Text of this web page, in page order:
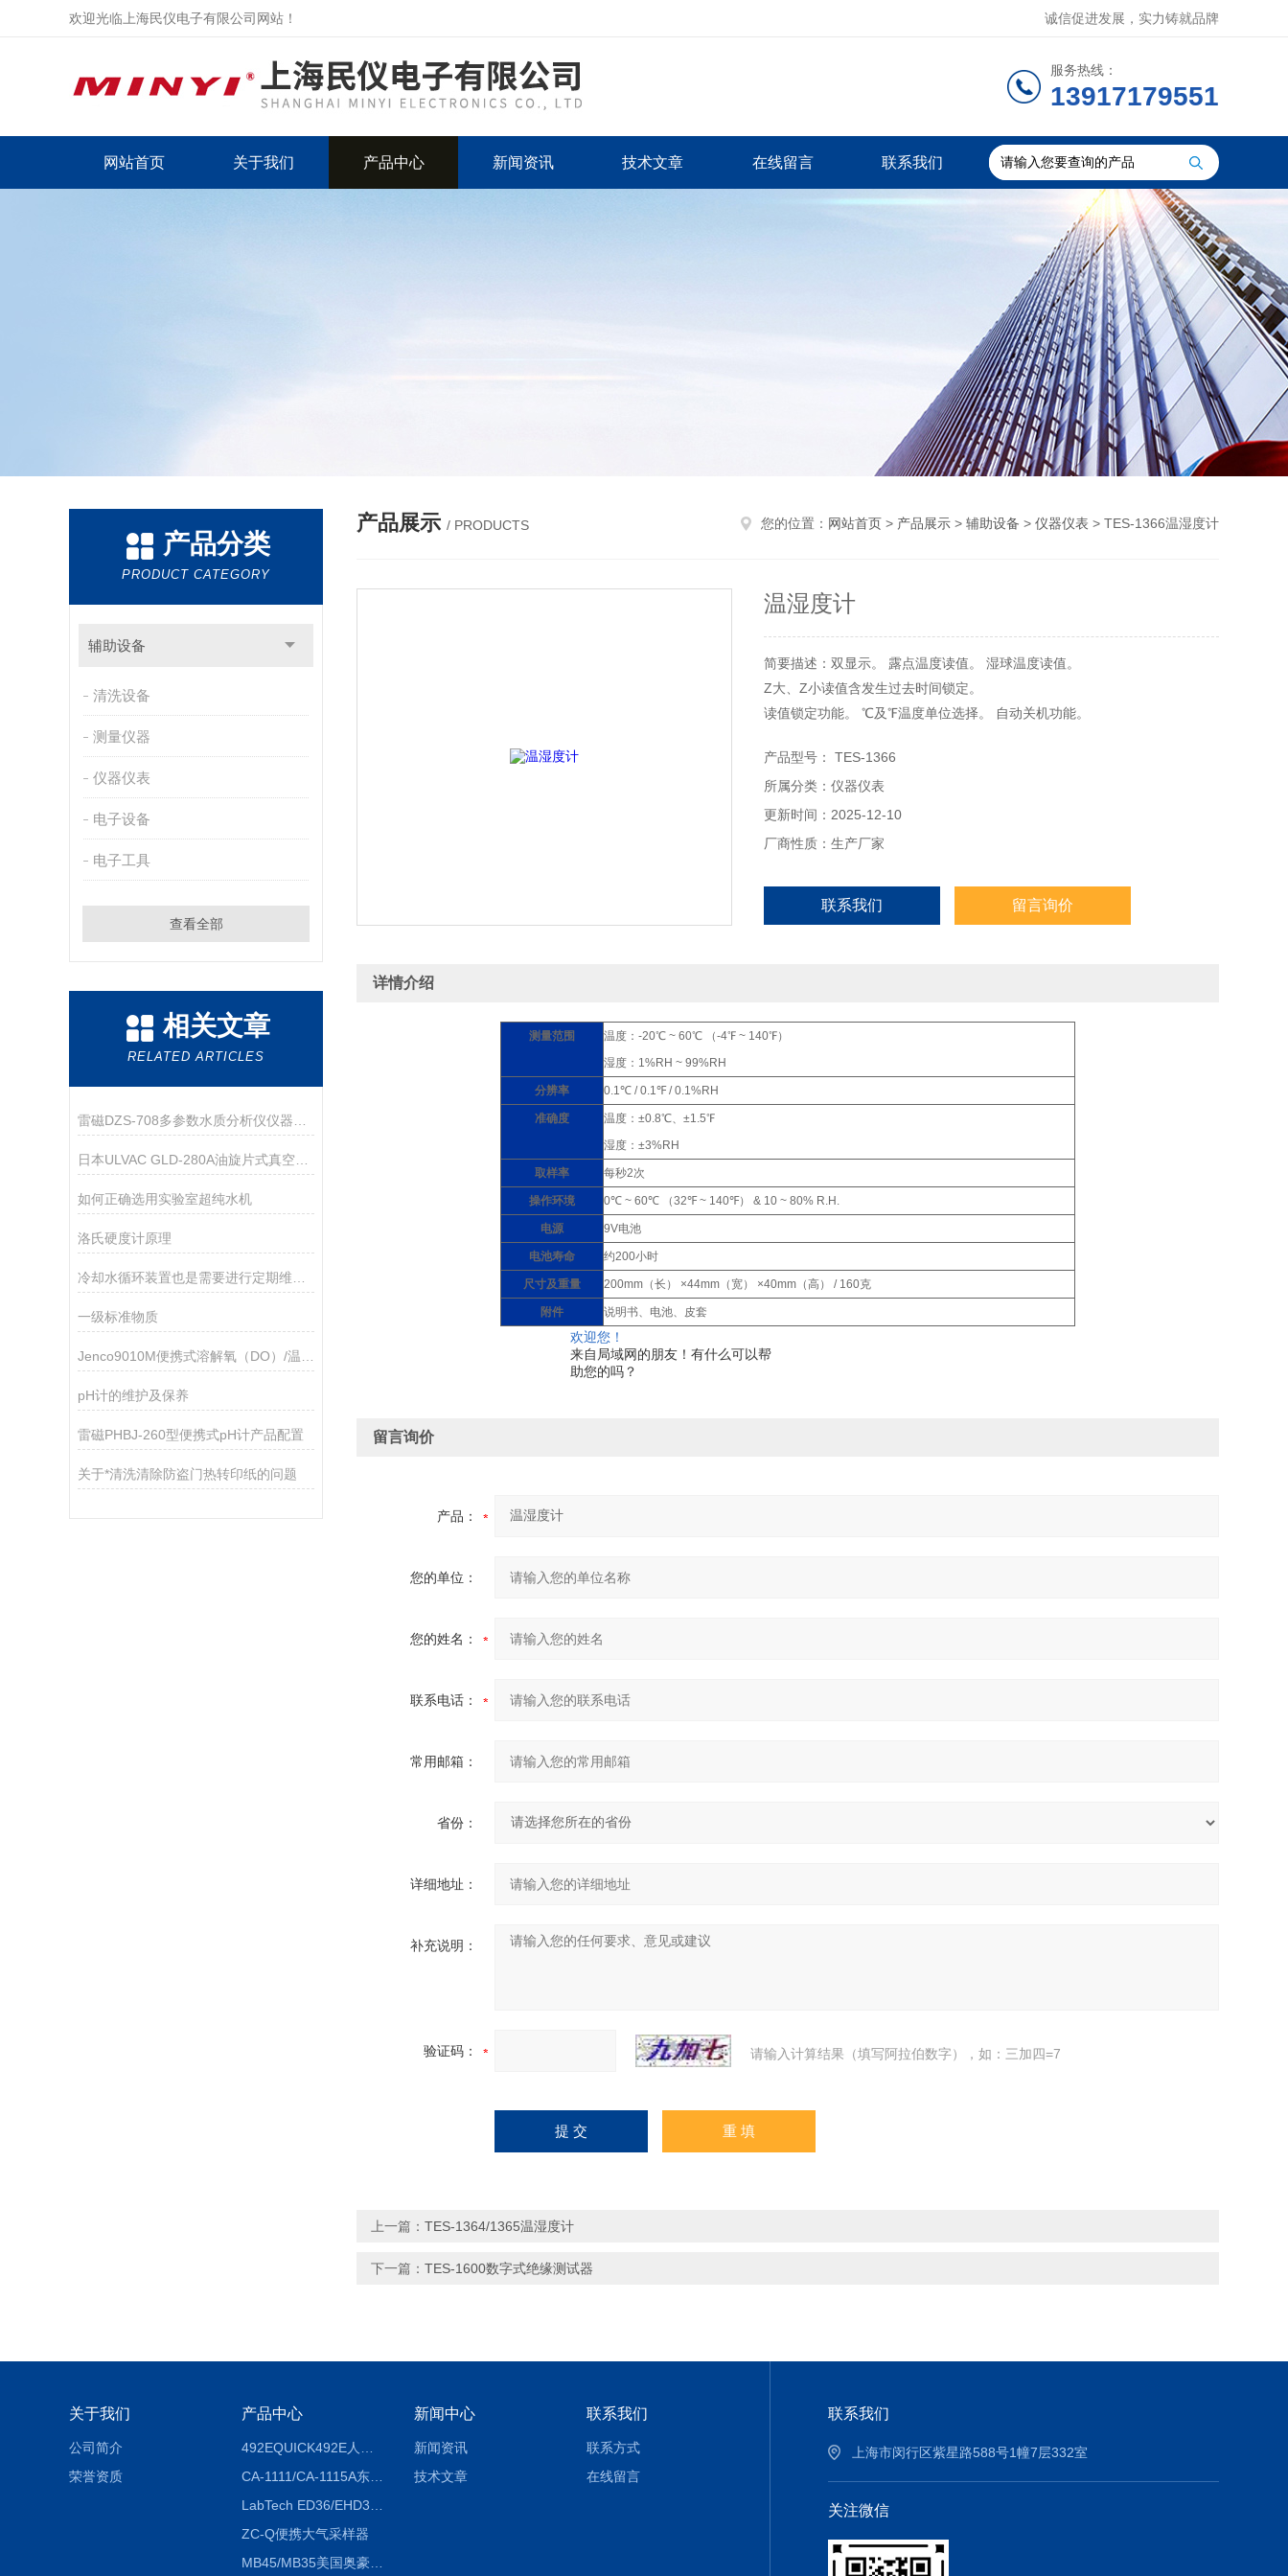
欢迎您！
来自局域网的朋友！有什么可以帮
助您的吗？
欢迎光临上海民仪电子有限公司网站！ 诚信促进发展，实力铸就品牌
服务热线：
13917179551
网站首页 关于我们 产品中心 新闻资讯 技术文章 在线留言 联系我们
产品分类
PRODUCT CATEGORY
辅助设备
清洗设备
测量仪器
仪器仪表
电子设备
电子工具
查看全部
相关文章
RELATED ARTICLES
如何正确选用实验室超纯水机
洛氏硬度计原理
一级标准物质
pH计的维护及保养
雷磁PHBJ-260型便携式pH计产品配置
关于*清洗清除防盗门热转印纸的问题
产品展示 / PRODUCTS 您的位置： 网站首页 > 产品展示 > 辅助设备 > 仪器仪表 > TES-1366温湿度计
温湿度计
简要描述：双显示。 露点温度读值。 湿球温度读值。
Z大、Z小读值含发生过去时间锁定。
读值锁定功能。 ℃及℉温度单位选择。 自动关机功能。
产品型号： TES-1366
所属分类：仪器仪表
更新时间：2025-12-10
厂商性质：生产厂家
联系我们 留言询价
详情介绍
测量范围
温度：-20℃ ~ 60℃ （-4℉ ~ 140℉）
湿度：1%RH ~ 99%RH
分辨率 0.1℃ / 0.1℉ / 0.1%RH
准确度
温度：±0.8℃、±1.5℉
湿度：±3%RH
取样率 每秒2次
操作环境 0℃ ~ 60℃ （32℉ ~ 140℉） & 10 ~ 80% R.H.
电源 9V电池
电池寿命 约200小时
尺寸及重量 200mm（长） ×44mm（宽） ×40mm（高） / 160克
附件 说明书、电池、皮套
留言询价
产品：
您的单位：
您的姓名：
联系电话：
常用邮箱：
省份：
详细地址：
补充说明：
验证码： 请输入计算结果（填写阿拉伯数字），如：三加四=7
上一篇： TES-1364/1365温湿度计
下一篇： TES-1600数字式绝缘测试器
关于我们
公司简介
荣誉资质
产品中心
CA-1111/CA-1115A东京理化EYELA CA-1111/CA-1115A冷却水循环装置
ZC-Q便携大气采样器
MB45/MB35美国奥豪斯OHAUS MB45/MB35卤素红外水分测定仪
新闻中心
新闻资讯
技术文章
联系我们
联系方式
在线留言
联系我们
上海市闵行区紫星路588号1幢7层332室
关注微信